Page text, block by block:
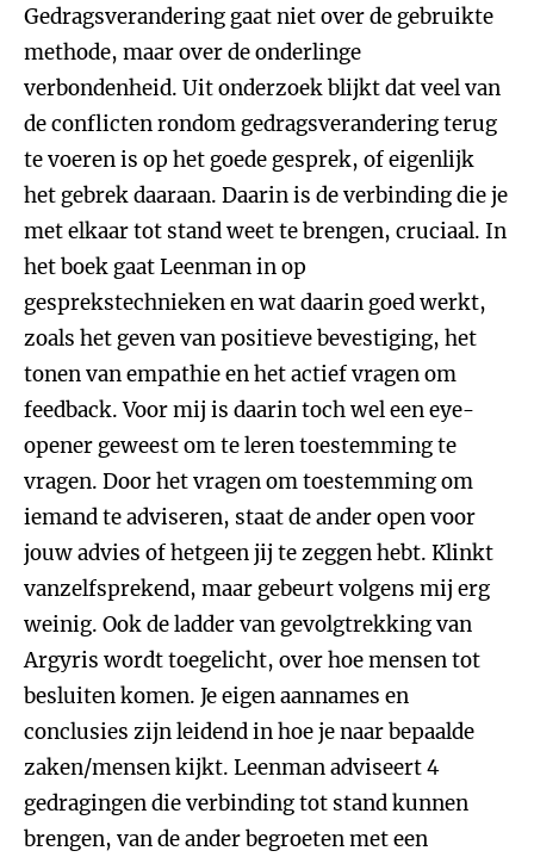
Gedragsverandering gaat niet over de gebruikte
methode, maar over de onderlinge
verbondenheid. Uit onderzoek blijkt dat veel van
de conflicten rondom gedragsverandering terug
te voeren is op het goede gesprek, of eigenlijk
het gebrek daaraan. Daarin is de verbinding die je
met elkaar tot stand weet te brengen, cruciaal. In
het boek gaat Leenman in op
gesprekstechnieken en wat daarin goed werkt,
zoals het geven van positieve bevestiging, het
tonen van empathie en het actief vragen om
feedback. Voor mij is daarin toch wel een eye-
opener geweest om te leren toestemming te
vragen. Door het vragen om toestemming om
iemand te adviseren, staat de ander open voor
jouw advies of hetgeen jij te zeggen hebt. Klinkt
vanzelfsprekend, maar gebeurt volgens mij erg
weinig. Ook de ladder van gevolgtrekking van
Argyris wordt toegelicht, over hoe mensen tot
besluiten komen. Je eigen aannames en
conclusies zijn leidend in hoe je naar bepaalde
zaken/mensen kijkt. Leenman adviseert 4
gedragingen die verbinding tot stand kunnen
brengen, van de ander begroeten met een